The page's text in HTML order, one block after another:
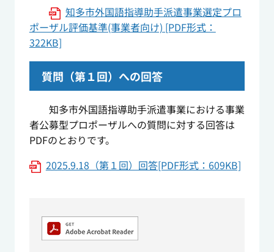
知多市外国語指導助手派遣事業選定プロ
ポーザル評価基準(事業者向け) [PDF形式：
322KB]
質問（第１回）への回答
知多市外国語指導助手派遣事業における事業
者公募型プロポーザルへの質問に対する回答は
PDFのとおりです。
2025.9.18（第１回）回答[PDF形式：609KB]